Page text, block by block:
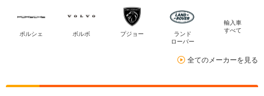
ポルシェ ボルボ プジョー
ランド
ローバー
輸入車
すべて
全てのメーカーを見る